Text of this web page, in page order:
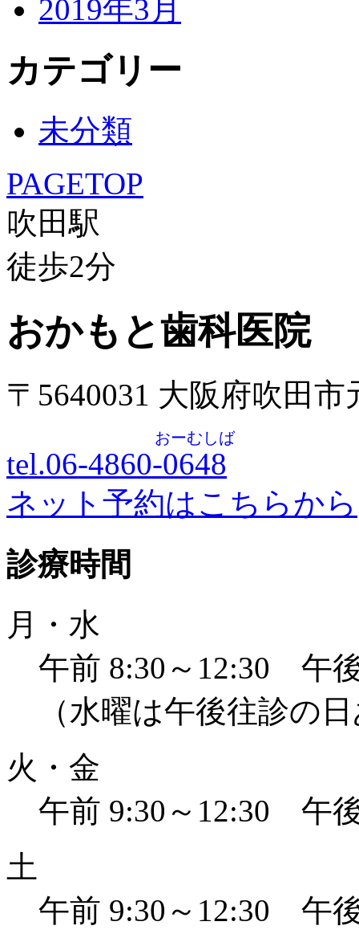
2019年3月
カテゴリー
未分類
PAGETOP
吹田駅
徒歩2分
おかもと歯科医院
〒5640031 大阪府吹田
tel.06-4860-0648
おーむしば
ネット予約はこちらから
診療時間
月・水
午前 8:30～12:30 午
（水曜は午後往診の
火・金
午前 9:30～12:30 午
土
午前 9:30～12:30 午